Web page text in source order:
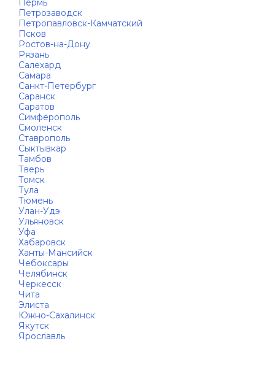
Пермь
Петрозаводск
Петропавловск-Камчатский
Псков
Ростов-на-Дону
Рязань
Салехард
Самара
Санкт-Петербург
Саранск
Саратов
Симферополь
Смоленск
Ставрополь
Сыктывкар
Тамбов
Тверь
Томск
Тула
Тюмень
Улан-Удэ
Ульяновск
Уфа
Хабаровск
Ханты-Мансийск
Чебоксары
Челябинск
Черкесск
Чита
Элиста
Южно-Сахалинск
Якутск
Ярославль